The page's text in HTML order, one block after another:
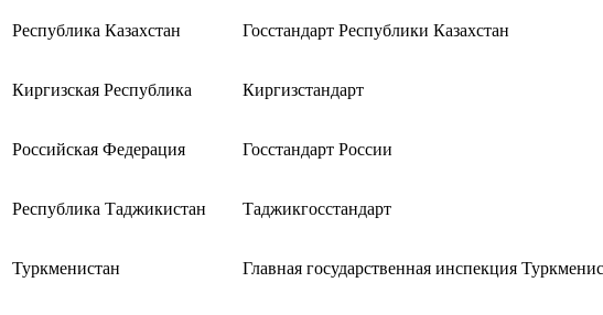
Республика Казахстан Госстандарт Республики Казахстан
Киргизская Республика Киргизстандарт
Российская Федерация Госстандарт России
Республика Таджикистан Таджикгосстандарт
Туркменистан Главная государственная инспекция